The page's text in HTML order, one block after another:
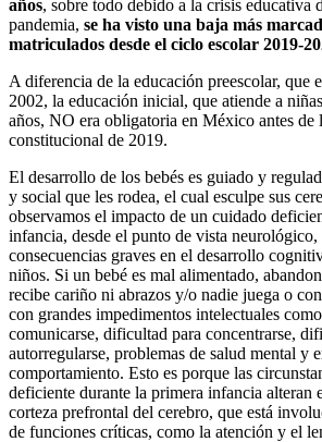
años, sobre todo debido a la crisis educativa
pandemia, se ha visto una baja más
matriculados desde el ciclo escolar 2019-
A diferencia de la educación preescolar, que
2002, la educación inicial, que atiende a
años, NO era obligatoria en México antes de
constitucional de 2019.
El desarrollo de los bebés es guiado y
y social que les rodea, el cual esculpe sus
observamos el impacto de un cuidado
infancia, desde el punto de vista neurológico,
consecuencias graves en el desarrollo
niños. Si un bebé es mal alimentado,
recibe cariño ni abrazos y/o nadie juega o
con grandes impedimentos intelectuales
comunicarse, dificultad para concentrarse,
autorregularse, problemas de salud mental y
comportamiento. Esto es porque las
deficiente durante la primera infancia alteran
corteza prefrontal del cerebro, que está
de funciones críticas, como la atención y el